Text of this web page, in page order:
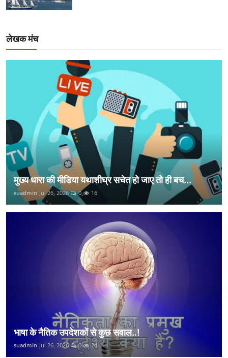
लेखक मंच
मुख्य धारा की मीडिया यथाशीघ्र सचेत हो जाए तो ही बच...
suadmin Jul 26, 2026 0 16
भाषा के नैतिक उपदेशकों से कुछ सवाल..!
suadmin Jul 26, 2026 0 24